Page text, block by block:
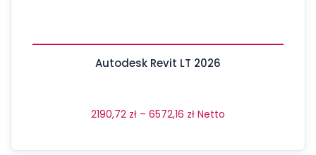
Autodesk Revit LT 2026
2190,72 zł – 6572,16 zł Netto